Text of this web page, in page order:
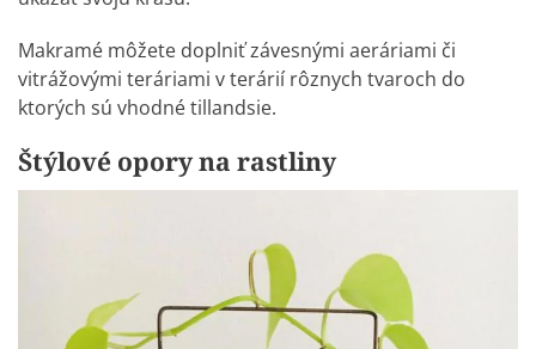
Makramé môžete doplniť závesnými aeráriami či
vitrážovými teráriami v terárií rôznych tvaroch do
ktorých sú vhodnétillandsie.
Štýlové opory na rastliny